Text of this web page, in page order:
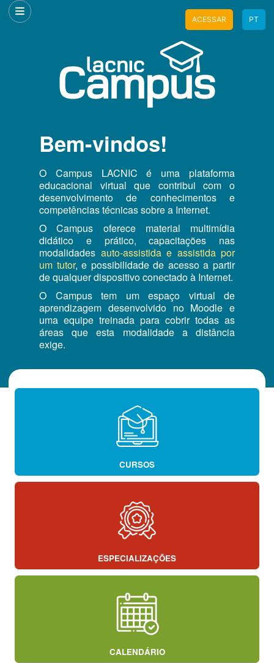
ACESSAR PT
Bem-vindos!
O Campus LACNIC é uma plataforma
educacional virtual que contribui com o
desenvolvimento de conhecimentos e
competências técnicas sobre a Internet.
O Campus oferece material multimídia
didático e prático, capacitações nas
modalidades auto-assistida e assistida por
um tutor, e possibilidade de acesso a partir
de qualquer dispositivo conectado à Internet.
O Campus tem um espaço virtual de
aprendizagem desenvolvido no Moodle e
uma equipe treinada para cobrir todas as
áreas que esta modalidade a distância
exige.
CURSOS
ESPECIALIZAÇÕES
CALENDÁRIO